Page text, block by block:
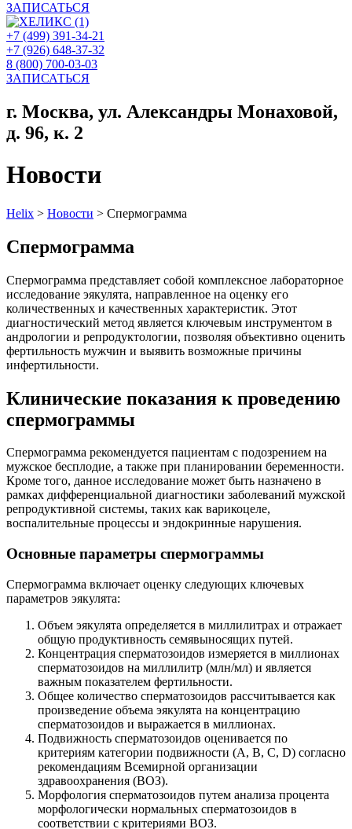
ЗАПИСАТЬСЯ
+7 (499) 391-34-21
+7 (926) 648-37-32
8 (800) 700-03-03
ЗАПИСАТЬСЯ
г. Москва, ул. Александры Монаховой,
д. 96, к. 2
Новости
Helix > Новости > Спермограмма
Спермограмма
Спермограмма представляет собой комплексное лабораторное
исследование эякулята, направленное на оценку его
количественных и качественных характеристик. Этот
диагностический метод является ключевым инструментом в
андрологии и репродуктологии, позволяя объективно оценить
фертильность мужчин и выявить возможные причины
инфертильности.
Клинические показания к проведению
спермограммы
Спермограмма рекомендуется пациентам с подозрением на
мужское бесплодие, а также при планировании беременности.
Кроме того, данное исследование может быть назначено в
рамках дифференциальной диагностики заболеваний мужской
репродуктивной системы, таких как варикоцеле,
воспалительные процессы и эндокринные нарушения.
Основные параметры спермограммы
Спермограмма включает оценку следующих ключевых
параметров эякулята:
Объем эякулята определяется в миллилитрах и отражает
общую продуктивность семявыносящих путей.
Концентрация сперматозоидов измеряется в миллионах
сперматозоидов на миллилитр (млн/мл) и является
важным показателем фертильности.
Общее количество сперматозоидов рассчитывается как
произведение объема эякулята на концентрацию
сперматозоидов и выражается в миллионах.
Подвижность сперматозоидов оценивается по
критериям категории подвижности (A, B, C, D) согласно
рекомендациям Всемирной организации
здравоохранения (ВОЗ).
Морфология сперматозоидов путем анализа процента
морфологически нормальных сперматозоидов в
соответствии с критериями ВОЗ.